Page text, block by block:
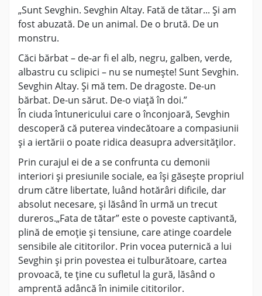
„Sunt Sevghin. Sevghin Altay. Fată de tătar... Şi am
fost abuzată. De un animal. De o brută. De un
monstru.
Căci bărbat – de-ar fi el alb, negru, galben, verde,
albastru cu sclipici – nu se numeşte! Sunt Sevghin.
Sevghin Altay. Şi mă tem. De dragoste. De-un
bărbat. De-un sărut. De-o viaţă în doi.”
În ciuda întunericului care o înconjoară, Sevghin
descoperă că puterea vindecătoare a compasiunii
și a iertării o poate ridica deasupra adversităților.
Prin curajul ei de a se confrunta cu demonii
interiori și presiunile sociale, ea își găsește propriul
drum către libertate, luând hotărâri dificile, dar
absolut necesare, și lăsând în urmă un trecut
dureros.„Fata de tătar” este o poveste captivantă,
plină de emoție și tensiune, care atinge coardele
sensibile ale cititorilor. Prin vocea puternică a lui
Sevghin și prin povestea ei tulburătoare, cartea
provoacă, te ține cu sufletul la gură, lăsând o
amprentă adâncă în inimile cititorilor.